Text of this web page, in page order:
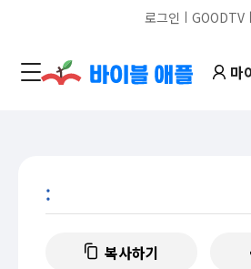
로그인 ㅣ GOODTVㅣ
마
:
복사하기